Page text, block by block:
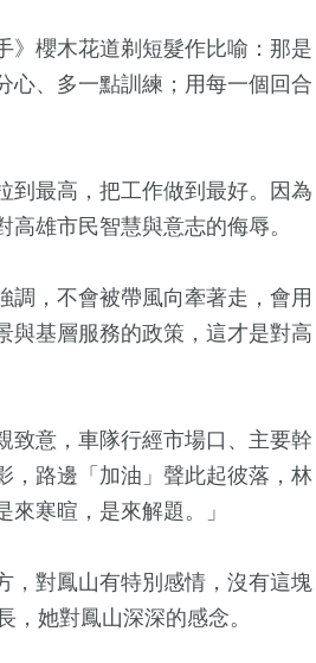
》櫻木花道剃短髮作比喻：那是
心、多一點訓練；用每一個回合
到最高，把工作做到最好。因為
雄市民智慧與意志的侮辱。
調，不會被帶風向牽著走，會用
與基層服務的政策，這才是對高
致意，車隊行經市場口、主要幹
，路邊「加油」聲此起彼落，林
寒暄，是來解題。」
，對鳳山有特別感情，沒有這塊
她對鳳山深深的感念。